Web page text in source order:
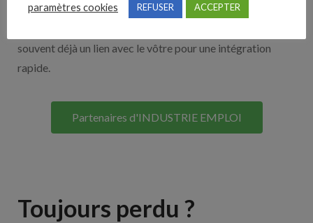
multidiffuseurs, sites payant… nombreux sont nos
souvent déjà un lien avec le vôtre pour une intégration
rapide.
Partenaires d'INDUSTRIE EMPLOI
Toujours perdu ?
paramètres cookies REFUSER ACCEPTER